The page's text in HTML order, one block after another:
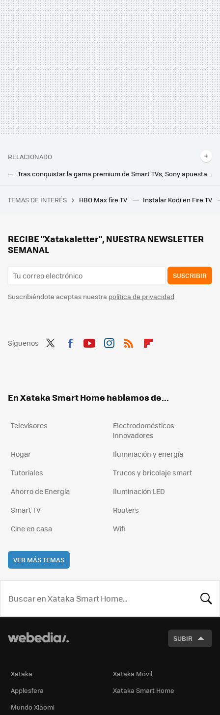
RELACIONADO
Tras conquistar la gama premium de Smart TVs, Sony apuesta por el MiniLED en sus últimos televisores: así son los Bravia 9, 8 y 7
Si la pregunta es cuánto dinero existe en el mundo por persona, este revelador gráfico tiene la respuesta
TEMAS DE INTERÉS HBO Max fire TV Instalar Kodi en Fire TV
RECIBE "Xatakaletter", NUESTRA NEWSLETTER
SEMANAL
SUSCRIBIR
Suscribiéndote aceptas nuestra política de privacidad
Síguenos
En Xataka Smart Home hablamos de...
Televisores
Electrodomésticos
innovadores
Hogar
Iluminación y energía
Tutoriales
Trucos y bricolaje smart
Ahorro de Energía
Iluminación LED
Smart TV
Routers
Cine en casa
Wifi
VER MÁS TEMAS
SUBIR
Xataka
Xataka Móvil
Applesfera
Xataka Smart Home
Mundo Xiaomi